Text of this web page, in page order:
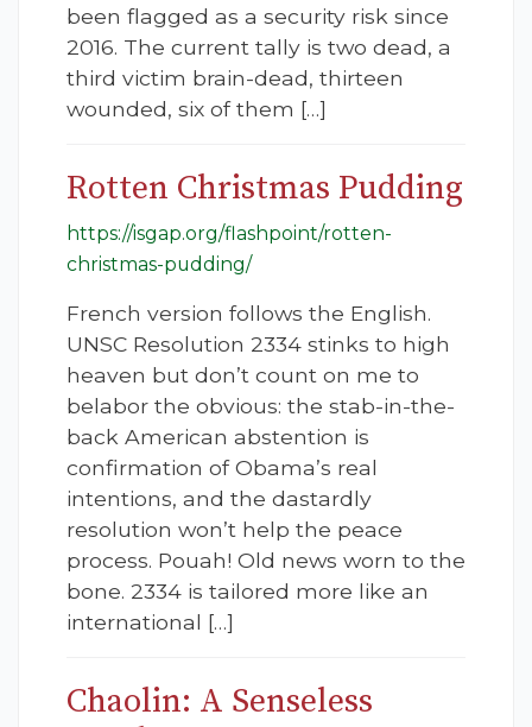
been flagged as a security risk since
2016. The current tally is two dead, a
third victim brain-dead, thirteen
wounded, six of them […]
Rotten Christmas Pudding
https://isgap.org/flashpoint/rotten-
christmas-pudding/
French version follows the English.
UNSC Resolution 2334 stinks to high
heaven but don’t count on me to
belabor the obvious: the stab-in-the-
back American abstention is
confirmation of Obama’s real
intentions, and the dastardly
resolution won’t help the peace
process. Pouah! Old news worn to the
bone. 2334 is tailored more like an
international […]
Chaolin: A Senseless